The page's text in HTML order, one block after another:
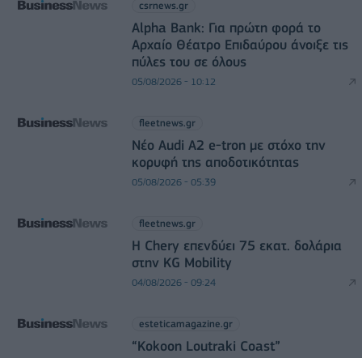
csrnews.gr
Alpha Bank: Για πρώτη φορά το
Αρχαίο Θέατρο Επιδαύρου άνοιξε τις
πύλες του σε όλους
05/08/2026 - 10:12
fleetnews.gr
Νέο Audi A2 e-tron με στόχο την
κορυφή της αποδοτικότητας
05/08/2026 - 05:39
fleetnews.gr
Η Chery επενδύει 75 εκατ. δολάρια
στην KG Mobility
04/08/2026 - 09:24
esteticamagazine.gr
“Kokoon Loutraki Coast”